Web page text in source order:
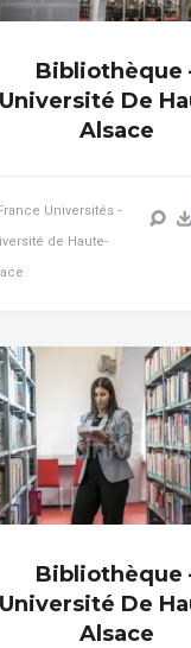
Bibliothèque
Université De
Alsace
Universités -
de Haute-
Bibliothèque
Université De
Alsace